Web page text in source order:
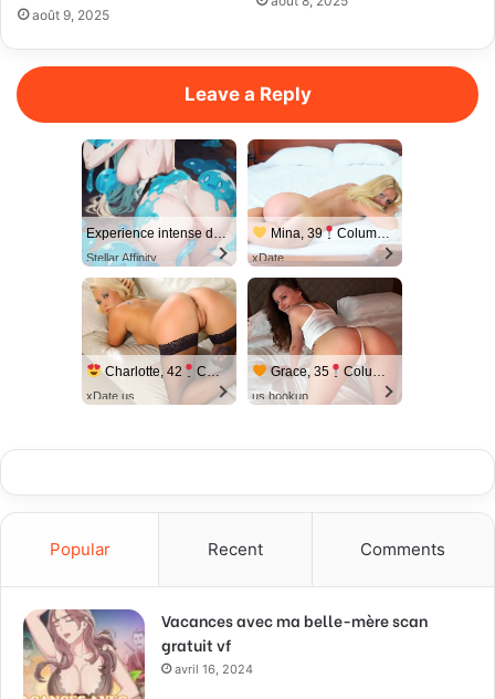
août 9, 2025
Leave a Reply
Experience intense desire for girls anytime, anywhere.
Stellar Affinity
Mina, 39 Columbus
xDate
Charlotte, 42 Columbus
xDate.us
Grace, 35 Columbus
us.hookup
Popular Recent Comments
Vacances avec ma belle-mère scan
gratuit vf
avril 16, 2024